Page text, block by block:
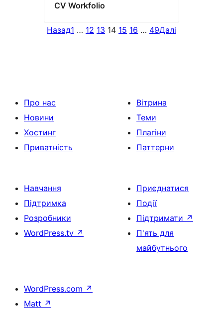
CV Workfolio
Назад1 … 12 13 14 15 16 … 49Далі
Про нас
Новини
Хостинг
Приватність
Вітрина
Теми
Плагіни
Паттерни
Навчання
Підтримка
Розробники
WordPress.tv ↗
Приєднатися
Події
Підтримати ↗
П'ять для
майбутнього
WordPress.com ↗
Matt ↗